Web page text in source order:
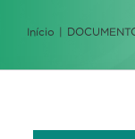
Início